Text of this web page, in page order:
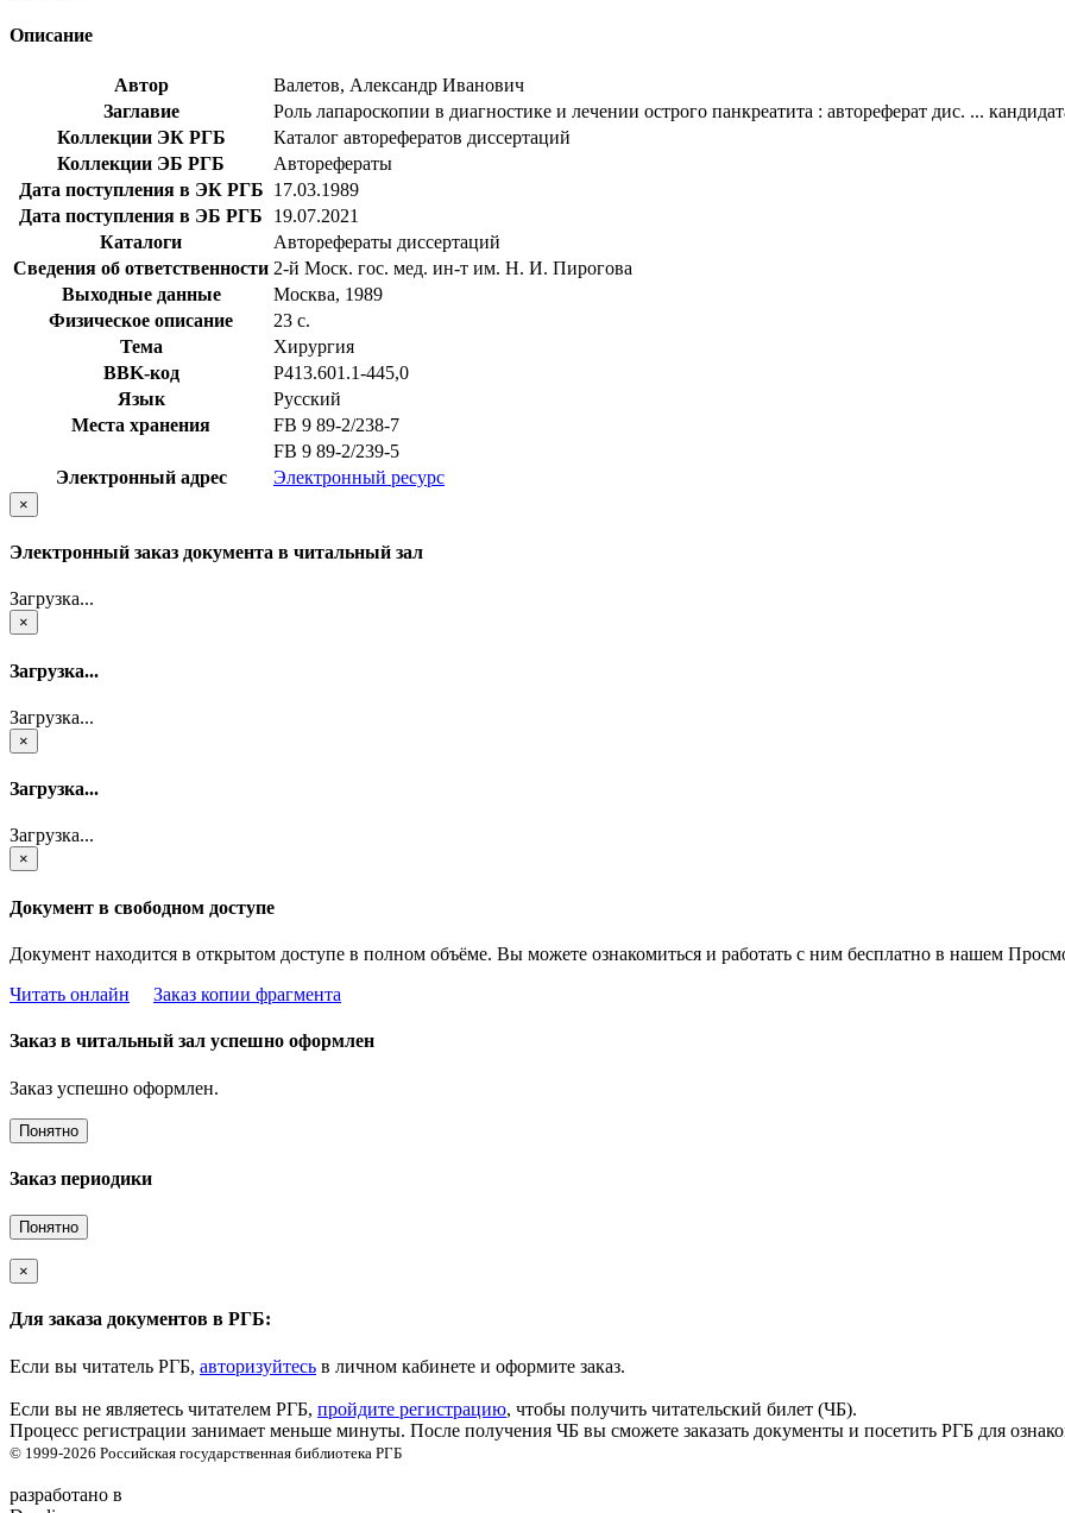
Описание
Автор
Валетов, Александр Иванович
Заглавие
Роль лапароскопии в диагностике и лечении острого панкреатита : автореферат дис. ...
Коллекции ЭК РГБ
Каталог авторефератов диссертаций
Коллекции ЭБ РГБ
Авторефераты
Дата поступления в ЭК РГБ 17.03.1989
Дата поступления в ЭБ РГБ
19.07.2021
Каталоги
Авторефераты диссертаций
Сведения об ответственности 2-й Моск. гос. мед. ин-т им. Н. И. Пирогова
Выходные данные
Москва, 1989
Физическое описание
23 с.
Тема
Хирургия
BBK-код
Р413.601.1-445,0
Язык
Русский
Места хранения
FB 9 89-2/238-7
FB 9 89-2/239-5
Электронный адрес
Электронный ресурс
×
Электронный заказ документа в читальный зал
Загрузка...
×
Загрузка...
Загрузка...
×
Загрузка...
Загрузка...
×
Документ в свободном доступе
Документ находится в открытом доступе в полном объёме. Вы можете ознакомиться и работать с ним бесплатно в нашем
Читать онлайн
Заказ копии фрагмента
Заказ в читальный зал успешно оформлен
Заказ успешно оформлен.
Понятно
Заказ периодики
Понятно
×
Для заказа документов в РГБ:
Если вы читатель РГБ, авторизуйтесь в личном кабинете и оформите заказ.
Если вы не являетесь читателем РГБ, пройдите регистрацию, чтобы получить читательский билет (ЧБ).
Процесс регистрации занимает меньше минуты. После получения ЧБ вы сможете заказать документы и посетить РГБ для
© 1999-2026 Российская государственная библиотека РГБ
разработано в